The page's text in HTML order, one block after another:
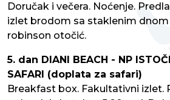
Doručak i večera. Noćenje.
izlet brodom sa staklenim dnom
robinson otočić.
5. dan DIANI BEACH - NP
SAFARI (doplata za safari)
Breakfast box. Fakultativni izlet.